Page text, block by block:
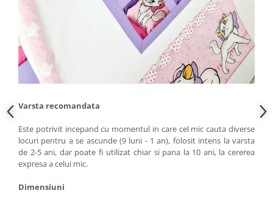
Varsta recomandata
Este potrivit incepand cu momentul in care cel mic cauta diverse
locuri pentru a se ascunde (9 luni - 1 an), folosit intens la varsta
de 2-5 ani, dar poate fi utilizat chiar si pana la 10 ani, la cererea
expresa a celui mic.
Dimensiuni